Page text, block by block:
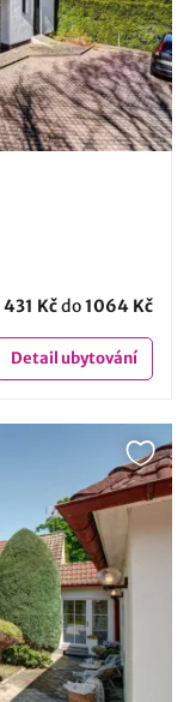
431 Kčdo1064 Kč
Detailubytování